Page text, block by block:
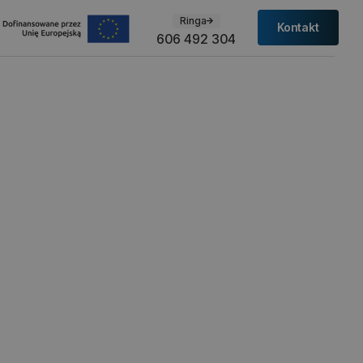
Ringa
606 492 304
Kontakt